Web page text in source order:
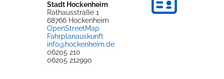
Stadt Hockenheim
Rathausstraße 1
68766 Hockenheim
OpenStreetMap
Fahrplanauskunft
info@hockenheim.de
06205 210
06205 212990